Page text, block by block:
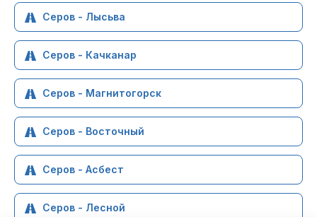
Серов - Лысьва
Серов - Качканар
Серов - Магнитогорск
Серов - Восточный
Серов - Асбест
Серов - Лесной